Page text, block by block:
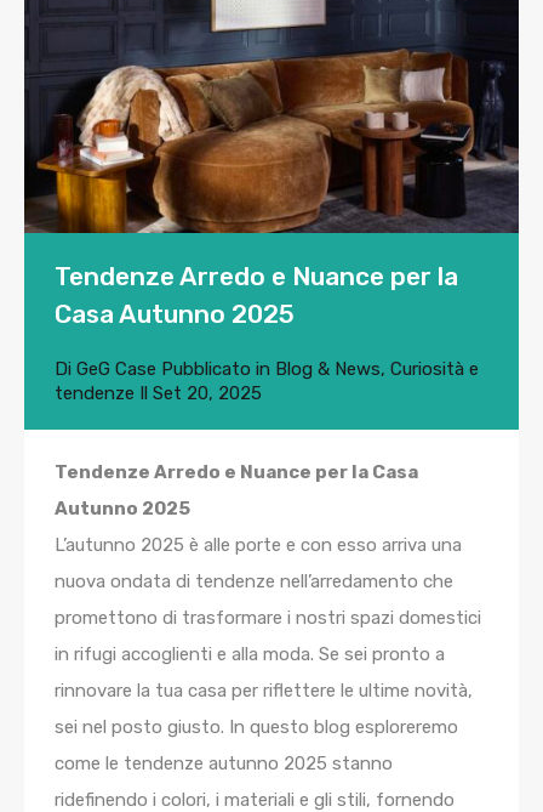
Tendenze Arredo e Nuance per la
Casa Autunno 2025
Di GeG Case Pubblicato in Blog & News, Curiosità e
tendenze Il Set 20, 2025
Tendenze Arredo e Nuance per la Casa
Autunno 2025
L’autunno 2025 è alle porte e con esso arriva una
nuova ondata di tendenze nell’arredamento che
promettono di trasformare i nostri spazi domestici
in rifugi accoglienti e alla moda. Se sei pronto a
rinnovare la tua casa per riflettere le ultime novità,
sei nel posto giusto. In questo blog esploreremo
come le tendenze autunno 2025 stanno
ridefinendo i colori, i materiali e gli stili, fornendo